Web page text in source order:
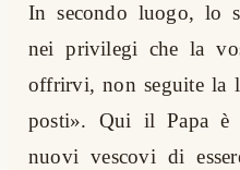
In secondo luogo, lo
nei privilegi che la
offrirvi, non seguite la
posti». Qui il Papa è
nuovi vescovi di